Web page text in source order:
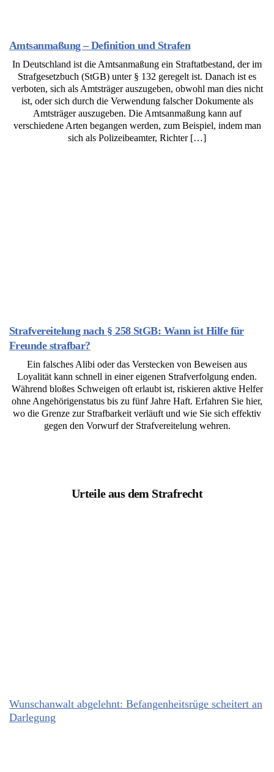
Amtsanmaßung – Definition und Strafen
In Deutschland ist die Amtsanmaßung ein Straftatbestand, der im
Strafgesetzbuch (StGB) unter § 132 geregelt ist. Danach ist es
verboten, sich als Amtsträger auszugeben, obwohl man dies nicht
ist, oder sich durch die Verwendung falscher Dokumente als
Amtsträger auszugeben. Die Amtsanmaßung kann auf
verschiedene Arten begangen werden, zum Beispiel, indem man
sich als Polizeibeamter, Richter […]
Strafvereitelung nach § 258 StGB: Wann ist Hilfe für
Freunde strafbar?
Ein falsches Alibi oder das Verstecken von Beweisen aus
Loyalität kann schnell in einer eigenen Strafverfolgung enden.
Während bloßes Schweigen oft erlaubt ist, riskieren aktive Helfer
ohne Angehörigenstatus bis zu fünf Jahre Haft. Erfahren Sie hier,
wo die Grenze zur Strafbarkeit verläuft und wie Sie sich effektiv
gegen den Vorwurf der Strafvereitelung wehren.
Urteile aus dem Strafrecht
Wunschanwalt abgelehnt: Befangenheitsrüge scheitert an
Darlegung